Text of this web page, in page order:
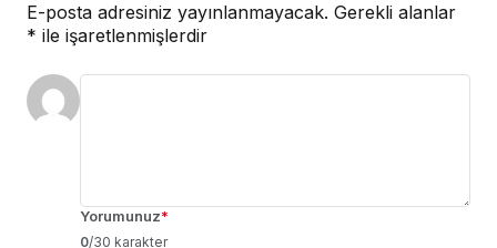
E-posta adresiniz yayınlanmayacak. Gerekli alanlar
* ile işaretlenmişlerdir
Yorumunuz*
0/30 karakter